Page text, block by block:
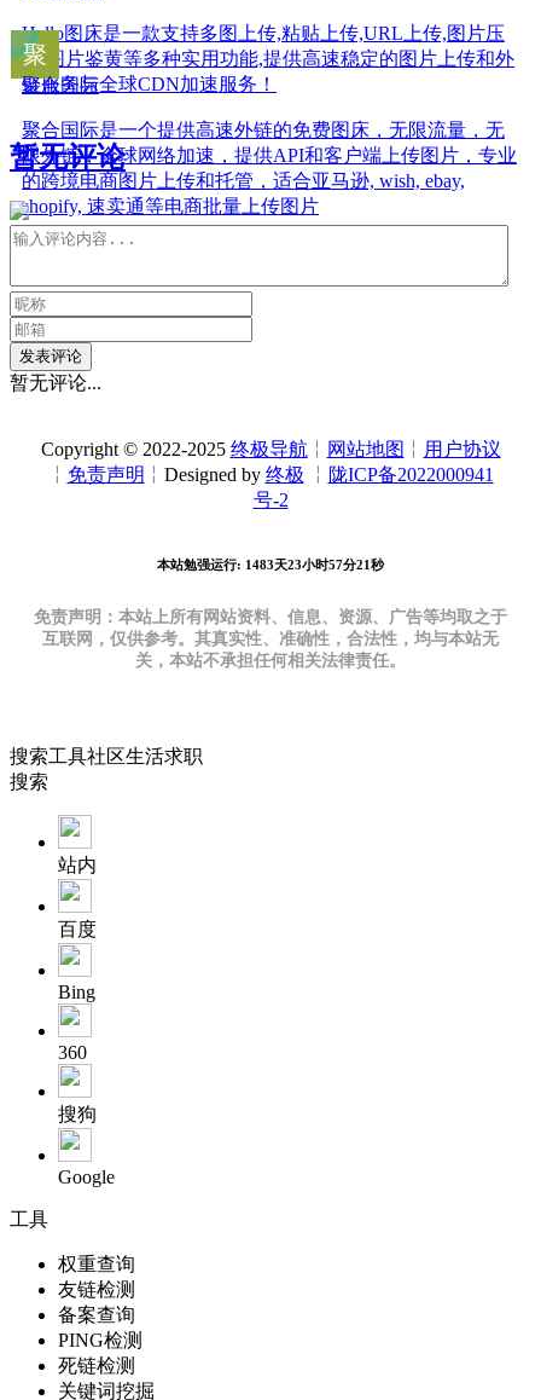
Hello图床是一款支持多图上传,粘贴上传,URL上传,图片压
缩,图片鉴黄等多种实用功能,提供高速稳定的图片上传和外
链服务与全球CDN加速服务！
聚合国际
聚合国际是一个提供高速外链的免费图床，无限流量，无
限外链，全球网络加速，提供API和客户端上传图片，专业
的跨境电商图片上传和托管，适合亚马逊, wish, ebay,
shopify, 速卖通等电商批量上传图片
暂无评论
发表评论
暂无评论...
Copyright © 2022-2025 终极导航 ╎ 网站地图 ╎ 用户协议
╎ 免责声明 ╎Designed by 终极 ╎ 陇ICP备2022000941
号-2
本站勉强运行: 1483天23小时57分22秒
免责声明：本站上所有网站资料、信息、资源、广告等均取之于
互联网，仅供参考。其真实性、准确性，合法性，均与本站无
关，本站不承担任何相关法律责任。
搜索工具社区生活求职
搜索
站内
百度
Bing
360
搜狗
Google
工具
权重查询
友链检测
备案查询
PING检测
死链检测
关键词挖掘